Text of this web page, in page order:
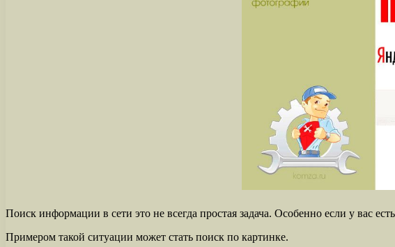
Поиск информации в сети это не всегда простая задача. Особенно если у вас
Примером такой ситуации может стать поиск по картинке.